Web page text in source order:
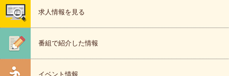
求人情報を見る
番組で紹介した情報
イベント情報